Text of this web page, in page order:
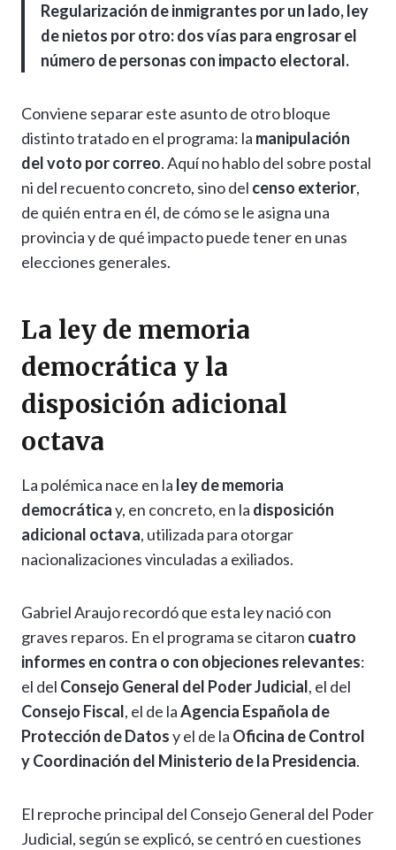
Regularización de inmigrantes por un lado, ley
de nietos por otro: dos vías para engrosar el
número de personas con impacto electoral.
Conviene separar este asunto de otro bloque
distinto tratado en el programa: la manipulación
del voto por correo. Aquí no hablo del sobre postal
ni del recuento concreto, sino del censo exterior,
de quién entra en él, de cómo se le asigna una
provincia y de qué impacto puede tener en unas
elecciones generales.
La ley de memoria
democrática y la
disposición adicional
octava
La polémica nace en la ley de memoria
democráticay, en concreto, en la disposición
adicional octava, utilizada para otorgar
nacionalizaciones vinculadas a exiliados.
Gabriel Araujo recordó que esta ley nació con
graves reparos. En el programa se citaron cuatro
informes en contra o con objeciones relevantes:
el del Consejo General del Poder Judicial, el del
Consejo Fiscal, el de laAgencia Española de
Protección de Datosy el de la Oficina de Control
y Coordinación del Ministerio de la Presidencia.
El reproche principal del Consejo General del Poder
Judicial, según se explicó, se centró en cuestiones